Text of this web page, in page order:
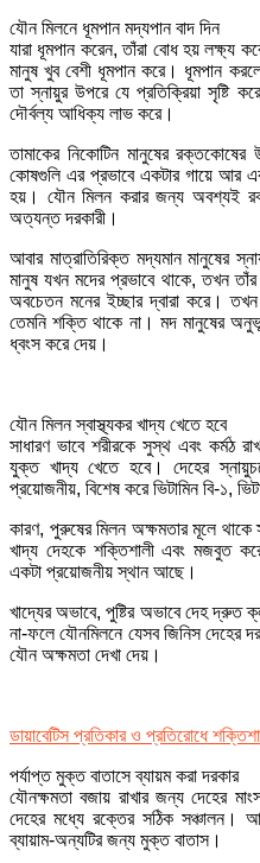
যৌন মিলনে ধূমপান মদ্যপান বাদ দিন
যারা ধূমপান করেন, তাঁরা বোধ হয় লক্ষ্য
মানুষ খুব বেশী ধূমপান করে। ধূমপান
তা স্নায়ুর উপরে যে প্রতিক্রিয়া সৃষ্টি
দৌর্বল্য আধিক্য লাভ করে।
তামাকের নিকোটিন মানুষের
কোষগুলি এর প্রভাবে একটার গায়ে আর
হয়। যৌন মিলন করার জন্য অবশ্যই
অত্যন্ত দরকারী।
আবার মাত্রাতিরিক্ত মদ্যমান মানুষের
মানুষ যখন মদের প্রভাবে থাকে, তখন
অবচেতন মনের ইচ্ছার দ্বারা করে।
তেমনি শক্তি থাকে না। মদ মানুষের
ধ্বংস করে দেয়।
যৌন মিলন স্বাস্থ্যকর খাদ্য খেতে হবে
সাধারণ ভাবে শরীরকে সুস্থ এবং কর্মঠ
যুক্ত খাদ্য খেতে হবে। দেহের
প্রয়োজনীয়, বিশেষ করে ভিটামিন বি-১,
কারণ, পুরুষের মিলন অক্ষমতার মূলে
খাদ্য দেহকে শক্তিশালী এবং মজবুত
একটা প্রয়োজনীয় স্থান আছে।
খাদ্যের অভাবে, পুষ্টির অভাবে দেহ দ্রুত
না-ফলে যৌনমিলনে যেসব জিনিস দেহের
যৌন অক্ষমতা দেখা দেয়।
ডায়াবেটিস প্রতিকার ও প্রতিরোধে
পর্যাপ্ত মুক্ত বাতাসে ব্যায়ম করা দরকার
যৌনক্ষমতা বজায় রাখার জন্য দেহের
দেহের মধ্যে রক্তের সঠিক সঞ্চালন।
ব্যায়াম-অন্যটির জন্য মুক্ত বাতাস।